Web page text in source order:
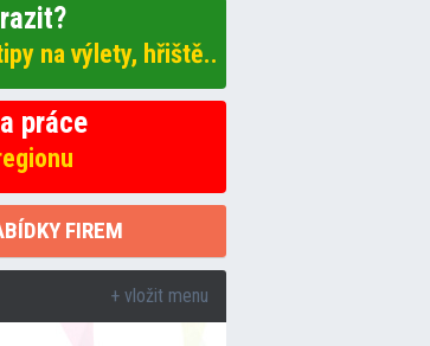
na výlety, hřiště..
práce
FIREM
+ vložit menu